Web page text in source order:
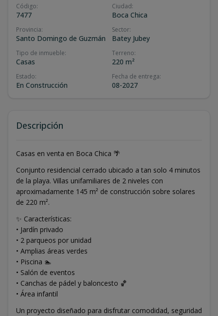
Código:
7477
Ciudad:
Boca Chica
Provincia:
Santo Domingo de Guzmán
Sector:
Batey Jubey
Tipo de inmueble:
Casas
Terreno:
220 m²
Estado:
En Construcción
Fecha de entrega:
08-2027
Descripción
Casas en venta en Boca Chica 🌴
Conjunto residencial cerrado ubicado a tan solo 4 minutos
de la playa. Villas unifamiliares de 2 niveles con
aproximadamente 145 m² de construcción sobre solares
de 220 m².
✨ Características:
• Jardín privado
• 2 parqueos por unidad
• Amplias áreas verdes
• Piscina 🏊
• Salón de eventos
• Canchas de pádel y baloncesto 🏀
• Área infantil
Un proyecto diseñado para disfrutar comodidad, seguridad